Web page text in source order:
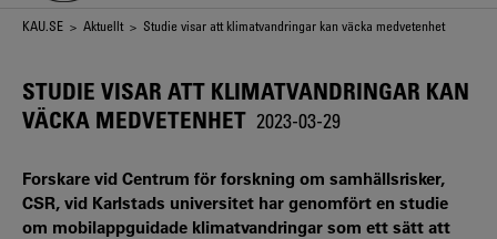
Länkstig
KAU.SE > Aktuellt > Studie visar att klimatvandringar kan väcka medvetenhet
STUDIE VISAR ATT KLIMATVANDRINGAR KAN
VÄCKA MEDVETENHET 2023-03-29
Forskare vid Centrum för forskning om samhällsrisker,
CSR, vid Karlstads universitet har genomfört en studie
om mobilappguidade klimatvandringar som ett sätt att